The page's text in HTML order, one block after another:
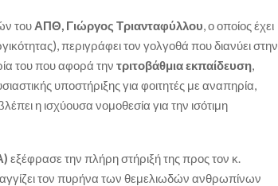
του ΑΠΘ, Γιώργος Τριανταφύλλου , ο οποίος έχει
περιγράφει τον γολγοθά που διανύει στην
του που αφορά την τριτοβάθμια εκπαίδευση
υποστήριξης για φοιτητές με αναπηρία,
η ισχύουσα νομοθεσία για την ισότιμη
εξέφρασε την πλήρη στήριξή της προς τον κ.
τον πυρήνα των θεμελιωδών ανθρωπίνων